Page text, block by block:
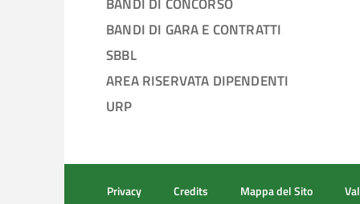
BANDI DI GARA E CONTRATTI
SBBL
AREA RISERVATA DIPENDENTI
URP
Privacy Credits Mappa del Sito